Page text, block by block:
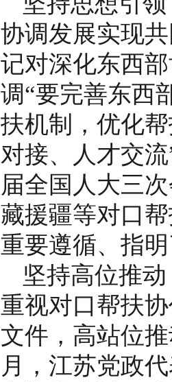
协调发展实现
记对深化东西
调“要完善东西
扶机制，优化
对接、人才交流
届全国人大三
藏援疆等对口
重要遵循、指
坚持高位推
重视对口帮扶
文件，高站位
月，江苏党政